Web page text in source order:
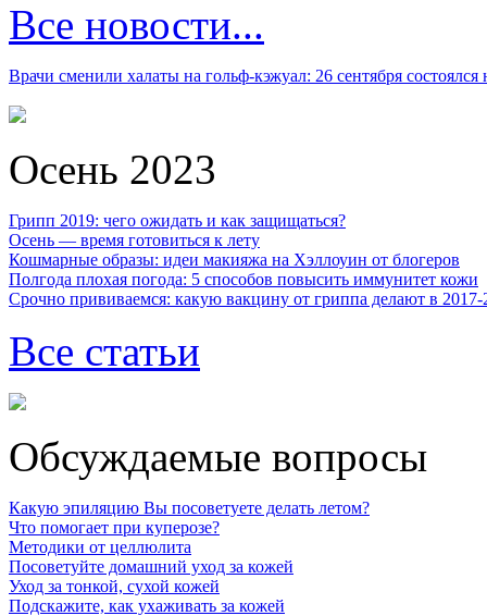
Все новости...
Врачи сменили халаты на гольф-кэжуал: 26 сентября
Осень 2023
Грипп 2019: чего ожидать и как защищаться?
Осень — время готовиться к лету
Кошмарные образы: идеи макияжа на Хэллоуин от блогеров
Полгода плохая погода: 5 способов повысить иммунитет кожи
Срочно прививаемся: какую вакцину от гриппа делают в 2017-
Все статьи
Обсуждаемые вопросы
Какую эпиляцию Вы посоветуете делать летом?
Что помогает при куперозе?
Методики от целлюлита
Посоветуйте домашний уход за кожей
Уход за тонкой, сухой кожей
Подскажите, как ухаживать за кожей